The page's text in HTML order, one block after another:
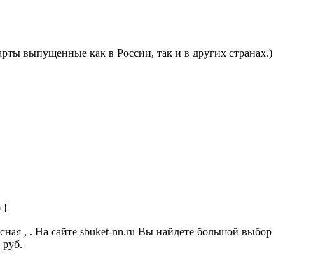
выпущенные как в России, так и в других странах.)
!
, . На сайте sbuket-nn.ru Вы найдете большой выбор